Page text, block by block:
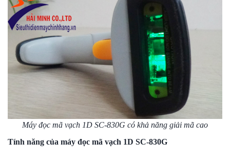
Máy đọc mã vạch 1D SC-830G có khả năng giải mã cao
Tính năng của máy đọc mã vạch 1D SC-830G